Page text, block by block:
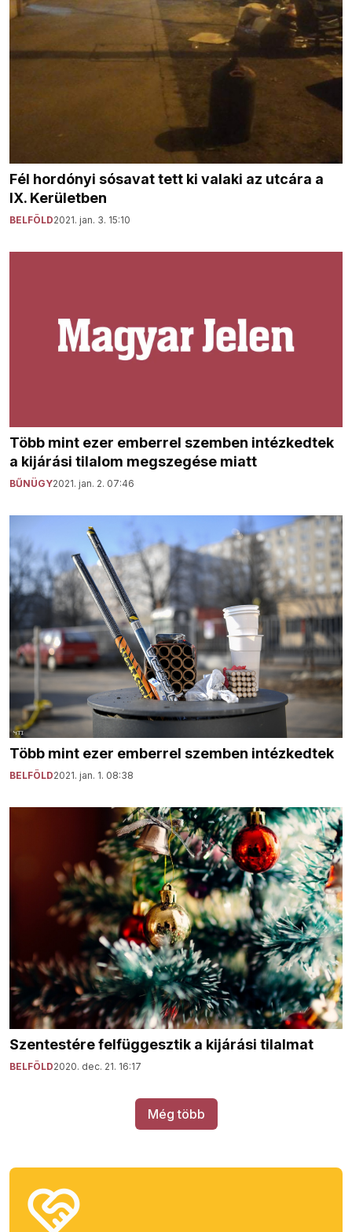
Fél hordónyi sósavat tett ki valaki az utcára a
IX. Kerületben
BELFÖLD2021. jan. 3. 15:10
Több mint ezer emberrel szemben intézkedtek
a kijárási tilalom megszegése miatt
BŰNÜGY2021. jan. 2. 07:46
Több mint ezer emberrel szemben intézkedtek
BELFÖLD2021. jan. 1. 08:38
Szentestére felfüggesztik a kijárási tilalmat
BELFÖLD2020. dec. 21. 16:17
Még több